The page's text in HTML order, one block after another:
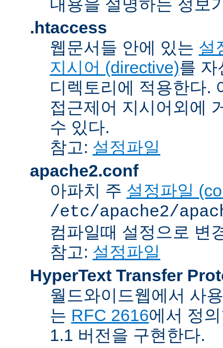
내용을 설명하는 정보
.htaccess
웹문서들 안에 있는 설
지시어 (directive)를 자
디렉토리에 적용한다.
접근제어 지시어외에
수 있다.
참고: 설정파일
apache2.conf
아파치 주 설정파일
/etc/apache2/
컴파일때 설정으로 변
참고: 설정파일
HyperText Transfer
월드와이드웹에서 사
는 RFC 2616에서 정
1.1 버전을 구현한다.